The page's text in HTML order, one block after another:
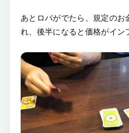
あとロバがでたら、規定のお
れ、後半になると価格がイン